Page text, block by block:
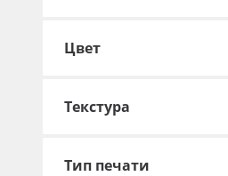
Баннер
Цвет
Текстура
Тип печати